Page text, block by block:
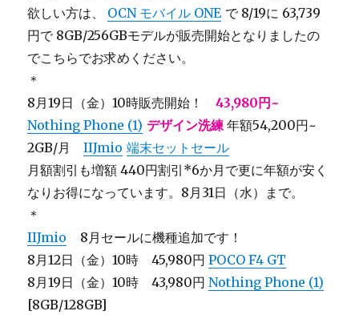
欲しい方は、 OCN モバイル ONE で 8/19に 63,739
円で 8GB/256GBモデルが販売開始となりましたの
でこちらでお求めください。
＊
8月19日（金）10時販売開始！43,980円~
Nothing Phone (1) デザイン洗練年額54,200円~
2GB/月IIJmio 端末セットセール
月額割引も増額 440円割引*6か月で更に年額が安く
なりお得になっています。8月31日（水）まで。
＊
IIJmio
8月セールに機種追加です！
8月12日（金）10時 45,980円POCO F4 GT
8月19日（金）10時 43,980円Nothing Phone (1)
[8GB/128GB]